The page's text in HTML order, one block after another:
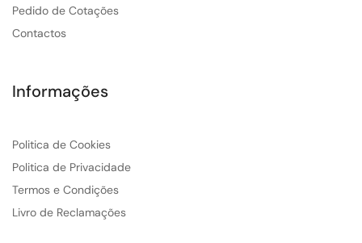
Pedido de Cotações
Contactos
Informações
Politica de Cookies
Politica de Privacidade
Termos e Condições
Livro de Reclamações